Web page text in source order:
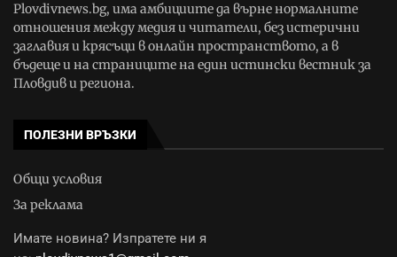
Plovdivnews.bg, има амбициите да върне нормалните
отношения между медия и читатели, без истерични
заглавия и крясъци в онлайн пространството, а в
бъдеще и на страниците на един истински вестник за
Пловдив и региона.
ПОЛЕЗНИ ВРЪЗКИ
Общи условия
За реклама
Имате новина? Изпратете ни я